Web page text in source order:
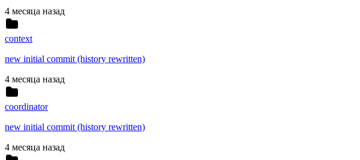
4 месяца назад
context
new initial commit (history rewritten)
4 месяца назад
coordinator
new initial commit (history rewritten)
4 месяца назад